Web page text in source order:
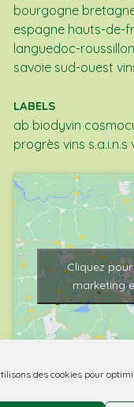
des cookies pour
bourgogne
espagne hauts-de-
languedoc-roussillon
savoie sud-ouest
LABELS
ab biodyvin
progrès vins s.a.i.n.s
Cliquez
marketing